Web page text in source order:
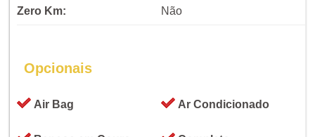
Zero Km: Não
Opcionais
Air Bag Ar Condicionado